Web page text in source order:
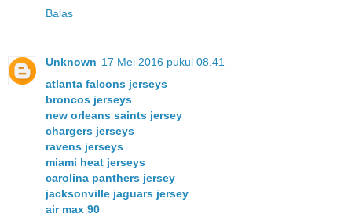
Balas
Unknown 17 Mei 2016 pukul 08.41
atlanta falcons jerseys
broncos jerseys
new orleans saints jersey
chargers jerseys
ravens jerseys
miami heat jerseys
carolina panthers jersey
jacksonville jaguars jersey
air max 90